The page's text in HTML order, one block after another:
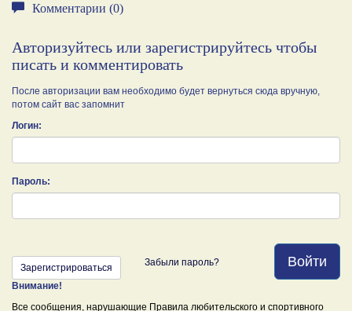
Комментарии (0)
Авторизуйтесь или зарегистрируйтесь чтобы
писать и комментировать
После авторизации вам необходимо будет вернуться сюда вручную,
потом сайт вас запомнит
Логин:
Пароль:
Войти
Зарегистрироваться Забыли пароль?
Внимание!
Все сообщения, нарушающие Правила любительского и спортивного